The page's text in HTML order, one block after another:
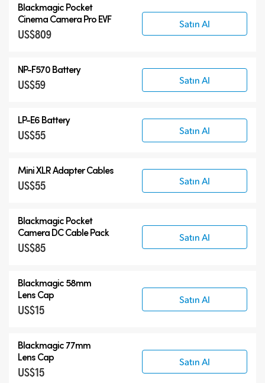
Blackmagic Pocket
Cinema Camera Pro EVF
US$809
Satın Al
NP-F570 Battery
US$59 Satın Al
LP-E6 Battery
US$55 Satın Al
Mini XLR Adapter Cables
US$55 Satın Al
Blackmagic Pocket
CameraDC Cable Pack
US$85
Satın Al
Blackmagic 58mm
Lens Cap
US$15
Satın Al
Blackmagic 77mm
Lens Cap
US$15
Satın Al